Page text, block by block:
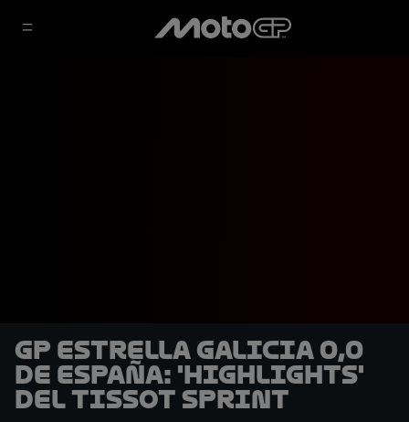
GP Estrella Galicia 0,0
de España: 'Highlights'
del Tissot Sprint